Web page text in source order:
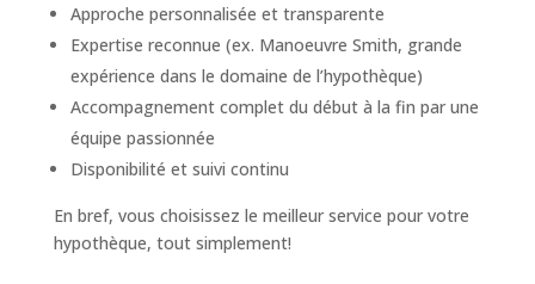
Approche personnalisée et transparente
Expertise reconnue (ex. Manoeuvre Smith, grande
expérience dans le domaine de l’hypothèque)
Accompagnement complet du début à la fin par une
équipe passionnée
Disponibilité et suivi continu
En bref, vous choisissez le meilleur service pour votre
hypothèque, tout simplement!